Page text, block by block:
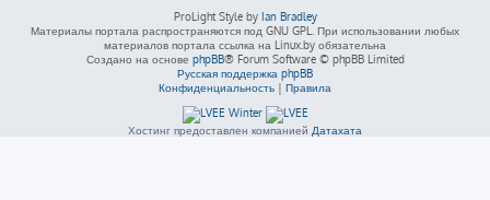
ProLight Style by Ian Bradley
Материалы портала распространяются под GNU GPL. При использовании любых
материалов портала ссылка на Linux.by обязательна
Создано на основе phpBB® Forum Software © phpBB Limited
Русская поддержка phpBB
Конфиденциальность | Правила
Хостинг предоставлен компанией Датахата